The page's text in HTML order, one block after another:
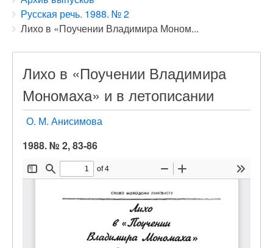
here:
Русская речь. 1988. № 2
Лихо в «Поучении Владимира Моном...
Лихо в «Поучении Владимира
Мономаха» и в летописании
О. М. Анисимова
1988. № 2, 83-86